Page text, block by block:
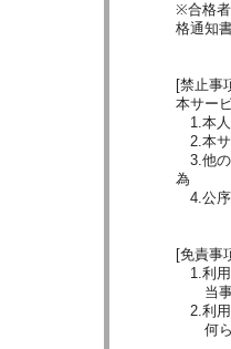
※合格者
格通知
[禁止事
本サー
1.本人
2.本サ
3.他の
為
4.公序
[免責事
1.利用
当事
2.利用
何ら